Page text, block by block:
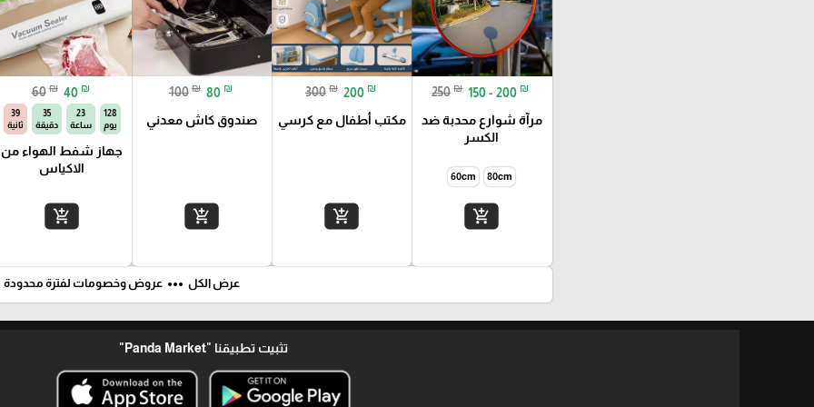
250 ₪ 150 - 200 ₪
مرآة شوارع محدبة ضد
الكسر
80cm
60cm
add_shopping_cart
300 ₪ 200 ₪
مكتب أطفال مع كرسي
add_shopping_cart
100 ₪ 80 ₪
صندوق كاش معدني
add_shopping_cart
60 ₪ 40 ₪
128
يوم
23
ساعة
35
دقيقة
38
ثانية
جهاز شفط الهواء من
الاكياس
add_shopping_cart
عرض الكل more_horiz عروض وخصومات لفترة محدودة
تثبيت تطبيقنا "Panda Market"